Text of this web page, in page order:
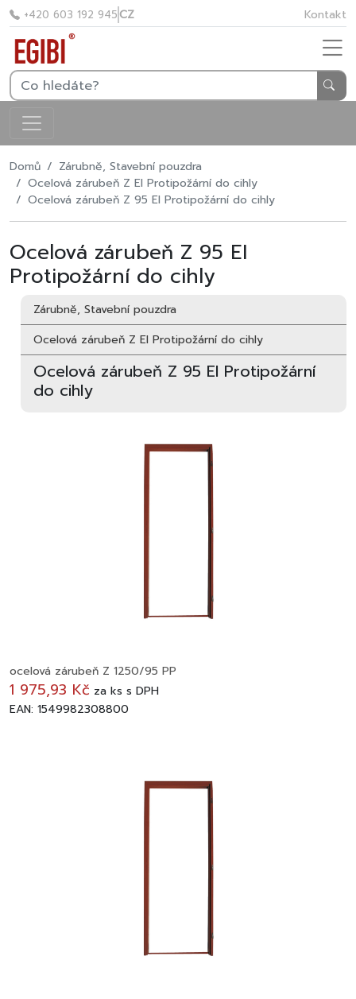
+420 603 192 945CZ Kontakt
Domů
Zárubně, Stavební pouzdra
Ocelová zárubeň Z EI Protipožární do cihly
Ocelová zárubeň Z 95 EI Protipožární do cihly
Ocelová zárubeň Z 95 EI
Protipožární do cihly
Zárubně, Stavební pouzdra
Ocelová zárubeň Z EI Protipožární do cihly
Ocelová zárubeň Z 95 EI Protipožární
do cihly
ocelová zárubeň Z 1250/95 PP
1 975,93 Kč za ks s DPH
EAN: 1549982308800